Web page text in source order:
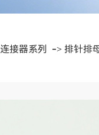
连接器系列 -> 排针排